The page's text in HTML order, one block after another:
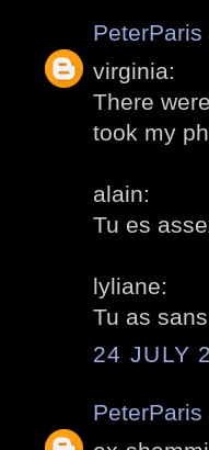
PeterParis
virginia:
There
took my
alain:
Tu es
lyliane:
Tu as
24 JULY
PeterParis